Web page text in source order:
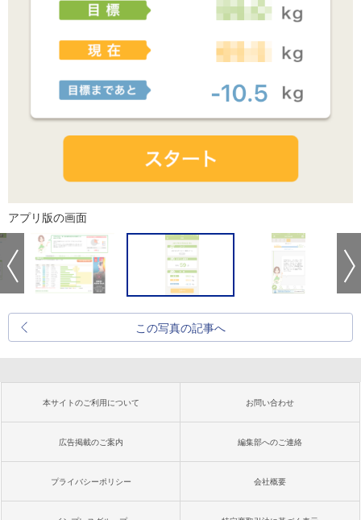
アプリ版の画面
この写真の記事へ
本サイトのご利用について お問い合わせ
広告掲載のご案内 編集部へのご連絡
プライバシーポリシー 会社概要